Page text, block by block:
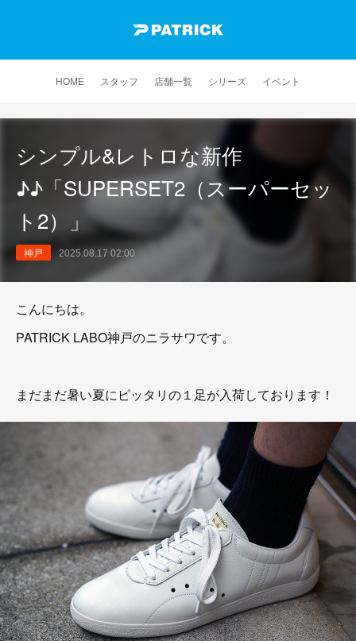
HOME スタッフ 店舗一覧 シリーズ イベント
シンプル&レトロな新作
♪♪「SUPERSET2（スーパーセッ
ト2）」
神戸 2025.08.17 02:00
こんにちは。
PATRICK LABO神戸のニラサワです。
まだまだ暑い夏にピッタリの１足が入荷しております！